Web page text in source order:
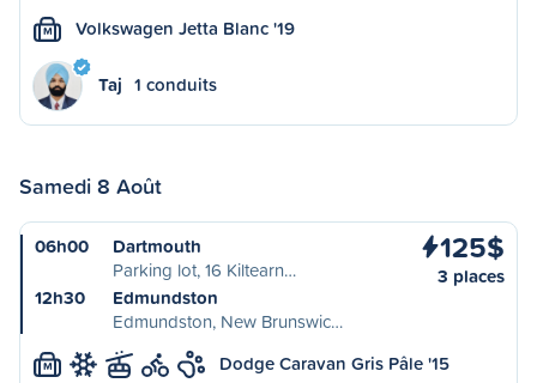
M Volkswagen Jetta Blanc '19
Taj 1 conduits
Samedi 8 Août
06h00
Dartmouth
Parking lot, 16 Kiltearn…
12h30
Edmundston
Edmundston, New Brunswic…
125$
3 places
M Dodge Caravan Gris Pâle '15